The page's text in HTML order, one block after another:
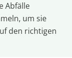
Abfälle
um sie
den richtigen